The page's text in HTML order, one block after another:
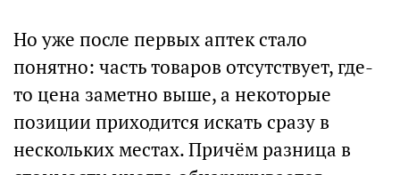
Но уже после первых аптек стало
понятно: часть товаров отсутствует, где-
то цена заметно выше, а некоторые
позиции приходится искать сразу в
нескольких местах. Причём разница в